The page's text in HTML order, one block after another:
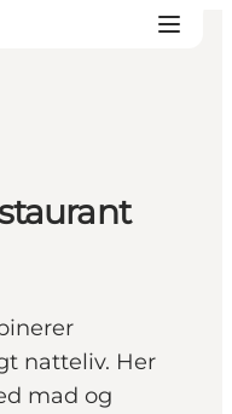
natteliv. Her
mad og